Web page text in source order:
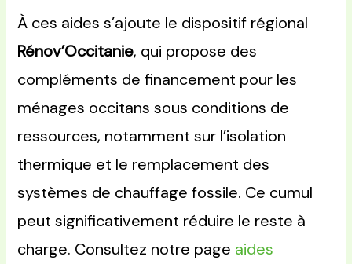
À ces aides s’ajoute le dispositif régional
Rénov’Occitanie, qui propose des
compléments de financement pour les
ménages occitans sous conditions de
ressources, notamment sur l’isolation
thermique et le remplacement des
systèmes de chauffage fossile. Ce cumul
peut significativement réduire le reste à
charge. Consultez notre page aides